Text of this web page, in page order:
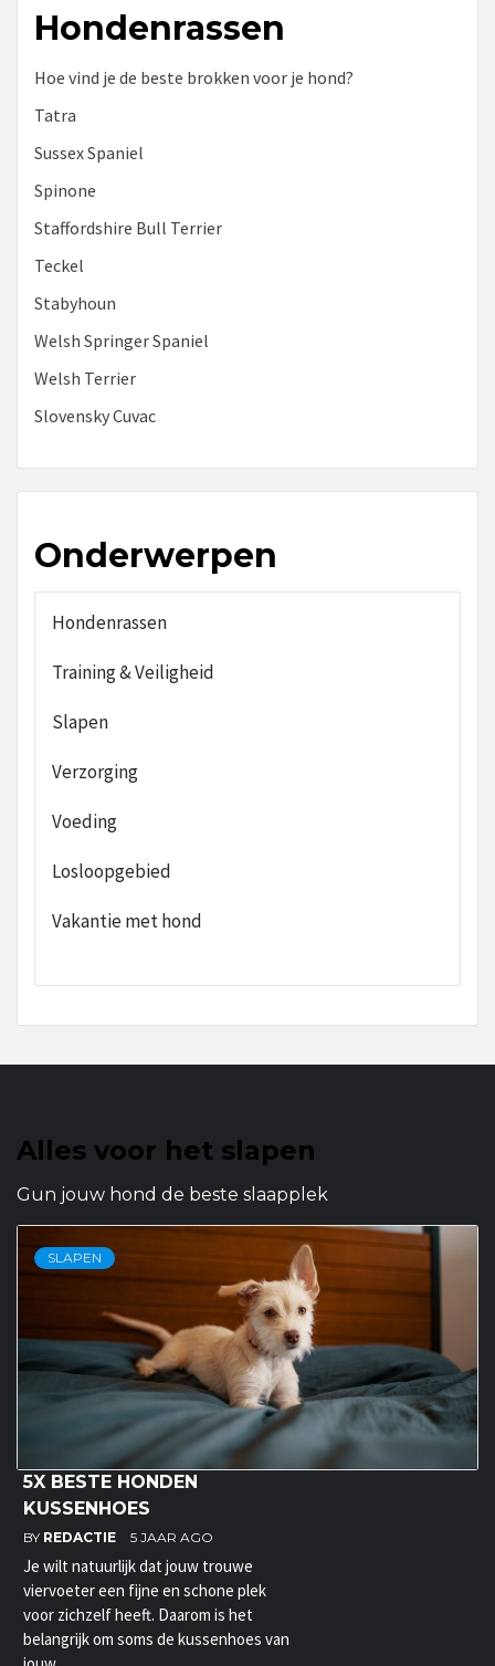
Hondenrassen
Hoe vind je de beste brokken voor je hond?
Tatra
Sussex Spaniel
Spinone
Staffordshire Bull Terrier
Teckel
Stabyhoun
Welsh Springer Spaniel
Welsh Terrier
Slovensky Cuvac
Onderwerpen
Hondenrassen
Training & Veiligheid
Slapen
Verzorging
Voeding
Losloopgebied
Vakantie met hond
Alles voor het slapen
Gun jouw hond de beste slaapplek
SLAPEN
5X BESTE HONDEN
KUSSENHOES
BY REDACTIE 5 JAAR AGO
Je wilt natuurlijk dat jouw trouwe
viervoeter een fijne en schone plek
voor zichzelf heeft. Daarom is het
belangrijk om soms de kussenhoes van